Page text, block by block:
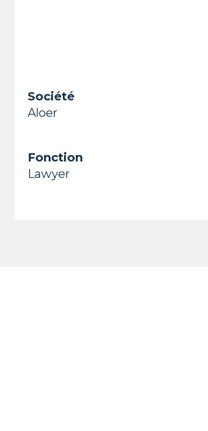
Société
Aloer
Fonction
Lawyer